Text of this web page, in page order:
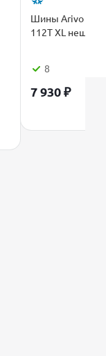
Шины Arivo
112T XL
8
7 930₽